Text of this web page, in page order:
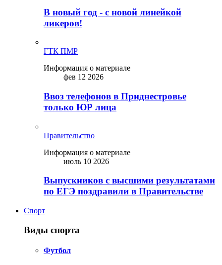
В новый год - с новой линейкой
ликepoв!
ГТК ПМР
Информация о материале
фев 12 2026
Ввоз телефонов в Приднестровье
только ЮР лица
Правительство
Информация о материале
июль 10 2026
Выпускников с высшими результатами
по ЕГЭ поздравили в Правительстве
Спорт
Виды спорта
Футбол